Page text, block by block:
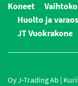
Koneet
Huolto ja
JT Vuokrakone
Oy J-Trading Ab |